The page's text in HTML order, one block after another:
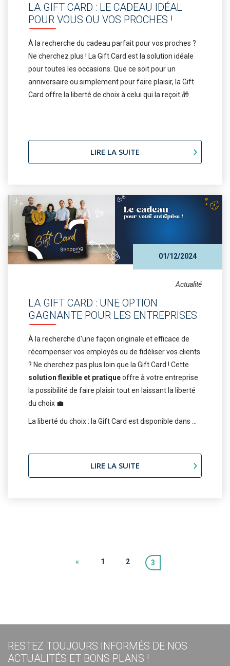
LA GIFT CARD : LE CADEAU IDÉAL
POUR VOUS OU VOS PROCHES !
À la recherche du cadeau parfait pour vos proches ?
Ne cherchez plus ! La Gift Card est la solution idéale
pour toutes les occasions. Que ce soit pour un
anniversaire ou simplement pour faire plaisir, la Gift
Card offre la liberté de choix à celui qui la reçoit.🎁
LIRE LA SUITE
01/12/2024
Actualité
LA GIFT CARD : UNE OPTION
GAGNANTE POUR LES ENTREPRISES
À la recherche d'une façon originale et efficace de
récompenser vos employés ou de fidéliser vos clients
? Ne cherchez pas plus loin que la Gift Card ! Cette
solution flexible et pratiqueoffre à votre entreprise
la possibilité de faire plaisir tout en laissant la liberté
du choix 💼
La liberté du choix : la Gift Card est disponible dans ...
LIRE LA SUITE
« 1 2 3
RESTEZ TOUJOURS INFORMÉS DE NOS
ACTUALITÉS ET BONS PLANS !